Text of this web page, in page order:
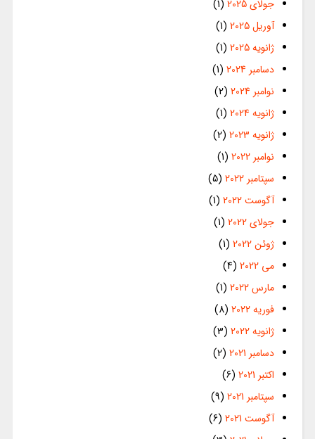
جولای 2025
(1)
آوریل 2025
(1)
ژانویه 2025
(1)
دسامبر 2024
(1)
نوامبر 2024
(2)
ژانویه 2024
(1)
ژانویه 2023
(2)
نوامبر 2022
(1)
سپتامبر 2022
(5)
آگوست 2022
(1)
جولای 2022
(1)
ژوئن 2022
(1)
می 2022
(4)
مارس 2022
(1)
فوریه 2022
(8)
ژانویه 2022
(3)
دسامبر 2021
(2)
اکتبر 2021
(6)
سپتامبر 2021
(9)
آگوست 2021
(6)